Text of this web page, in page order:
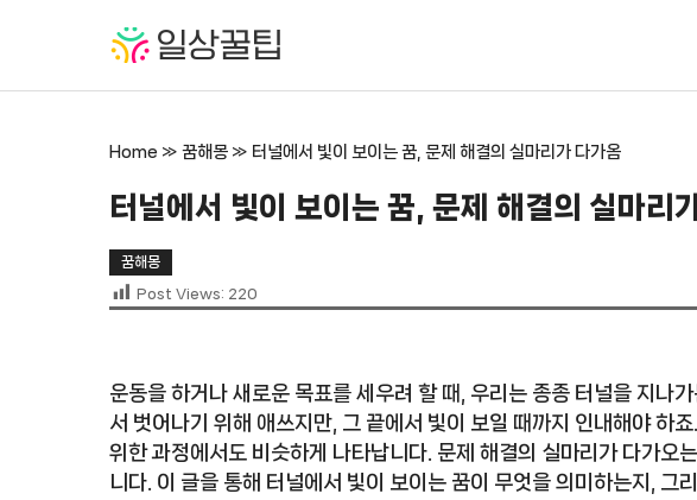
Home » 꿈해몽 » 터널에서 빛이 보이는 꿈, 문제 해결의 실마리가 다가옴
터널에서 빛이 보이는 꿈, 문제 해결의 실마리
꿈해몽
Post Views: 220
운동을 하거나 새로운 목표를 세우려 할 때, 우리는 종종 터널을 지나
서 벗어나기 위해 애쓰지만, 그 끝에서 빛이 보일 때까지 인내해야 하
위한 과정에서도 비슷하게 나타납니다. 문제 해결의 실마리가 다가오
니다. 이 글을 통해 터널에서 빛이 보이는 꿈이 무엇을 의미하는지, 그